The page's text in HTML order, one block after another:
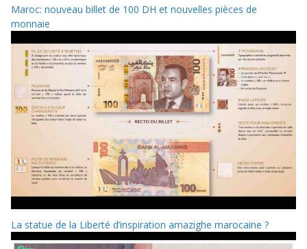
Maroc: nouveau billet de 100 DH et nouvelles pièces de
monnaie
La statue de la Liberté d’inspiration amazighe marocaine ?